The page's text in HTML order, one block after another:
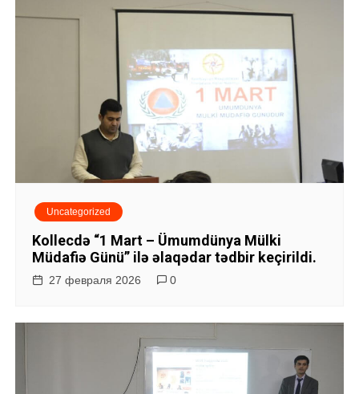
Uncategorized
Kollecdə “1 Mart – Ümumdünya Mülki
Müdafiə Günü” ilə əlaqədar tədbir keçirildi.
27 февраля 2026 0